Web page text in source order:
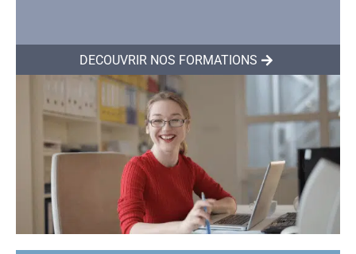
DÉCOUVRIR NOS FORMATIONS